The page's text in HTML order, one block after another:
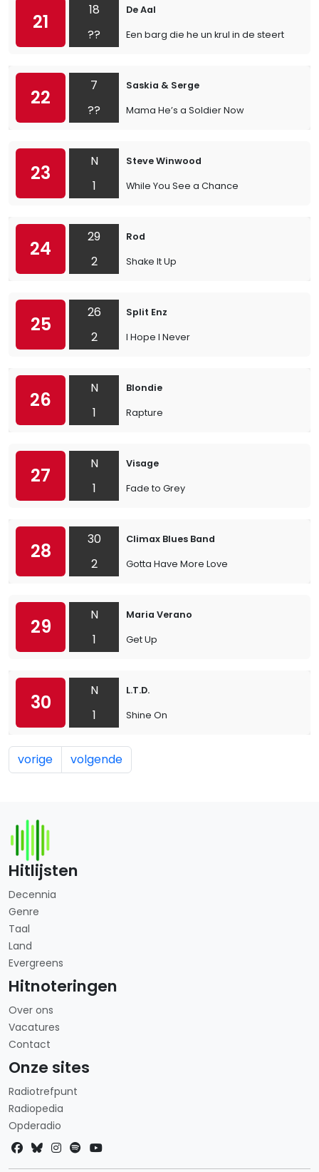
21
18
??
De Aal
Een barg die he un krul in de steert
22
7
??
Saskia & Serge
Mama He’s a Soldier Now
23
N
1
Steve Winwood
While You See a Chance
24
29
2
Rod
Shake It Up
25
26
2
Split Enz
I Hope I Never
26
N
1
Blondie
Rapture
27
N
1
Visage
Fade to Grey
28
30
2
Climax Blues Band
Gotta Have More Love
29
N
1
Maria Verano
Get Up
30
N
1
L.T.D.
Shine On
vorige volgende
Hitlijsten
Decennia
Genre
Taal
Land
Evergreens
Hitnoteringen
Over ons
Vacatures
Contact
Onze sites
Radiotrefpunt
Radiopedia
Opderadio